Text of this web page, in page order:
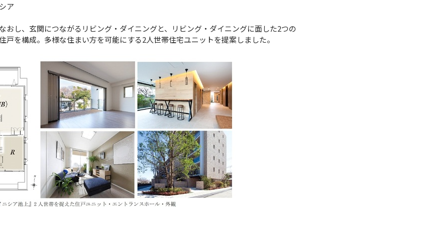
ア
おし、玄関につながるリビング・ダイニングと、リビング・ダイニングに面した2つの
戸を構成。多様な住まい方を可能にする2人世帯住宅ユニットを提案しました。